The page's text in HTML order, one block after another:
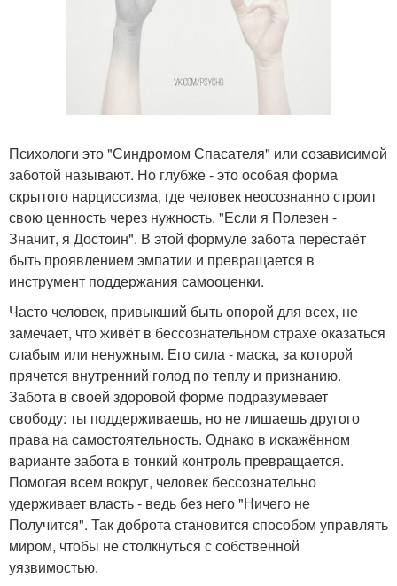
Психологи это "Синдромом Спасателя" или созависимой
заботой называют. Но глубже - это особая форма
скрытого нарциссизма, где человек неосознанно строит
свою ценность через нужность. "Если я Полезен -
Значит, я Достоин". В этой формуле забота перестаёт
быть проявлением эмпатии и превращается в
инструмент поддержания самооценки.
Часто человек, привыкший быть опорой для всех, не
замечает, что живёт в бессознательном страхе оказаться
слабым или ненужным. Его сила - маска, за которой
прячется внутренний голод по теплу и признанию.
Забота в своей здоровой форме подразумевает
свободу: ты поддерживаешь, но не лишаешь другого
права на самостоятельность. Однако в искажённом
варианте забота в тонкий контроль превращается.
Помогая всем вокруг, человек бессознательно
удерживает власть - ведь без него "Ничего не
Получится". Так доброта становится способом управлять
миром, чтобы не столкнуться с собственной
уязвимостью.